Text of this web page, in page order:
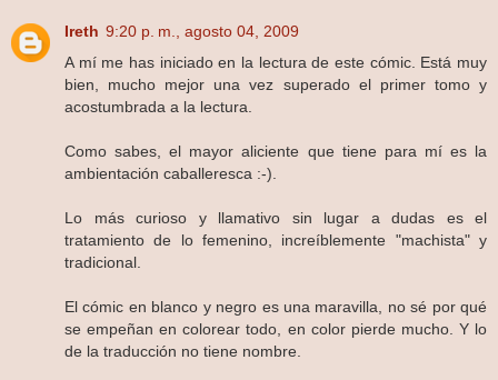
Ireth 9:20 p. m., agosto 04, 2009
A mí me has iniciado en la lectura de este cómic. Está muy
bien, mucho mejor una vez superado el primer tomo y
acostumbrada a la lectura.
Como sabes, el mayor aliciente que tiene para mí es la
ambientación caballeresca :-).
Lo más curioso y llamativo sin lugar a dudas es el
tratamiento de lo femenino, increíblemente "machista" y
tradicional.
El cómic en blanco y negro es una maravilla, no sé por qué
se empeñan en colorear todo, en color pierde mucho. Y lo
de la traducción no tiene nombre.